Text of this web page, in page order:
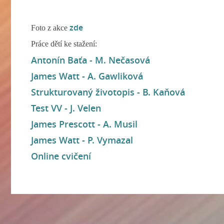
Foto z akce zde
Práce dětí ke stažení:
Antonín Baťa - M. Nečasová
James Watt - A. Gawliková
Strukturovaný životopis - B. Kaňová
Test VV - J. Velen
James Prescott - A. Musil
James Watt - P. Vymazal
Online cvičení